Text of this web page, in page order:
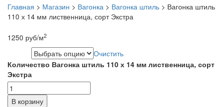
Главная > Магазин > Вагонка > Вагонка штиль > Вагонка штиль
110 х 14 мм лиственница, сорт Экстра
1250 руб/м2
Очистить
Количество Вагонка штиль 110 х 14 мм лиственница, сорт
Экстра
В корзину